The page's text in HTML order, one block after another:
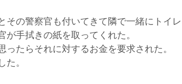
その警察官も付いてきて隣で一緒にトイレ
が手拭きの紙を取ってくれた。
ったらそれに対するお金を要求された。
。